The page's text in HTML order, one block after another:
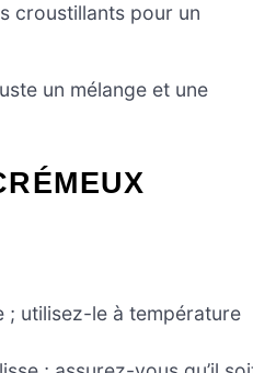
croustillants pour un
un mélange et une
; utilisez-le à température